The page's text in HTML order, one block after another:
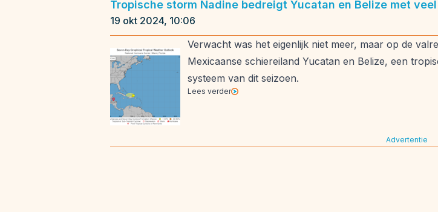
Tropische storm Nadine bedreigt Yucatan en Belize met
19 okt 2024, 10:06
Verwacht was het eigenlijk niet meer, maar op de
Mexicaanse schiereiland Yucatan en Belize, een
systeem van dit seizoen.
Lees verder
Advertentie